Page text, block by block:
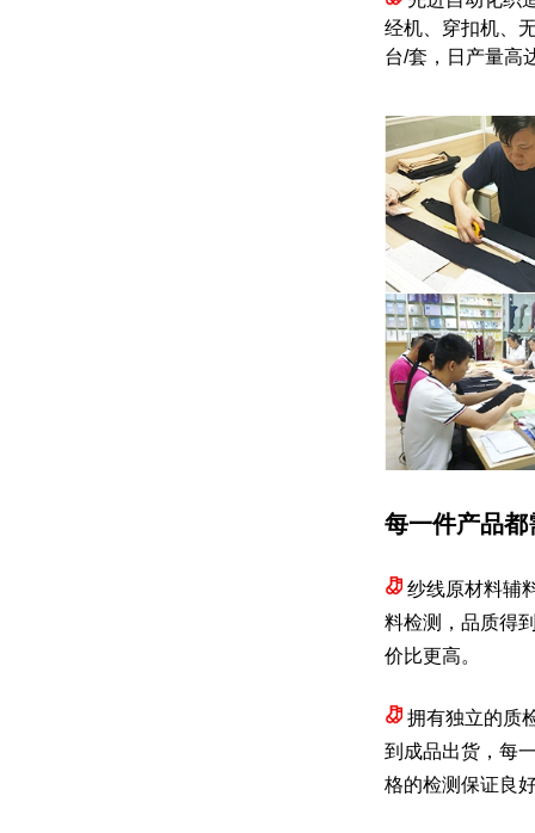
经机、穿扣机、
台/套，日产量高
每一件产品
纱线原材料辅
料检测，品质得
价比更高。
拥有独立的质
到成品出货，每
格的检测保证良